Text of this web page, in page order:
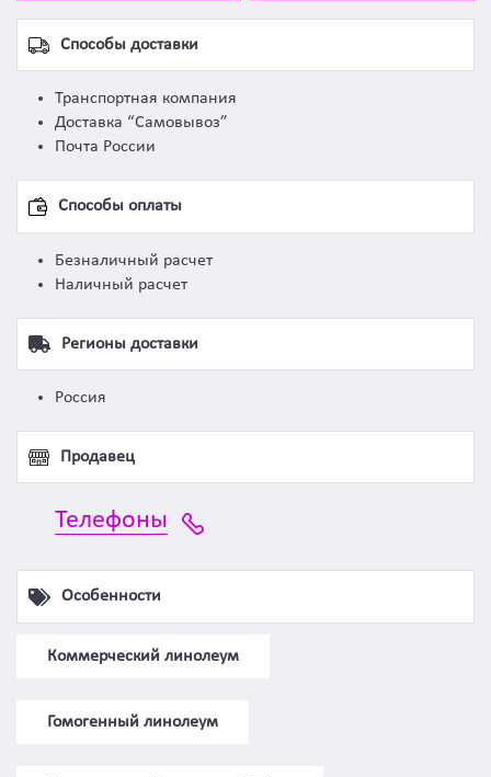
Способы доставки
Транспортная компания
Доставка “Самовывоз”
Почта России
Способы оплаты
Безналичный расчет
Наличный расчет
Регионы доставки
Россия
Продавец
Телефоны
Особенности
Коммерческий линолеум
Гомогенный линолеум